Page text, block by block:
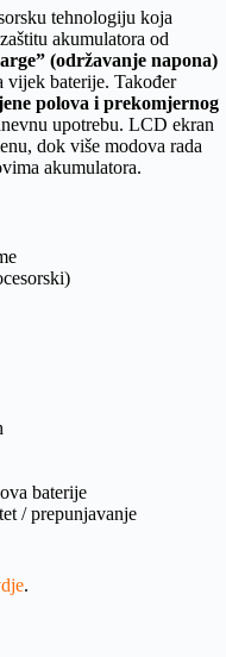
tehnologiju koja
akumulatora od
(održavanje napona)
vijek baterije. Također
polova i prekomjernog
upotrebu. LCD ekran
dok više modova rada
akumulatora.
baterije
/ prepunjavanje
.